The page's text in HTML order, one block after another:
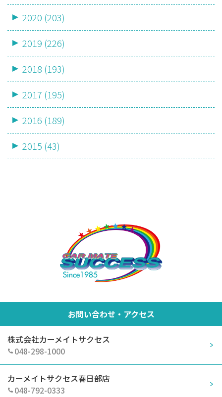
2020 (203)
2019 (226)
2018 (193)
2017 (195)
2016 (189)
2015 (43)
お問い合わせ・アクセス
株式会社カーメイトサクセス
048-298-1000
カーメイトサクセス春日部店
048-792-0333